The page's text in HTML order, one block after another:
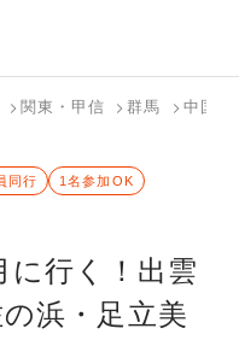
を探す
ら探す
す
関東・甲信 群馬 中国
に行く！出雲
浜・足立美
同行 1名参加OK